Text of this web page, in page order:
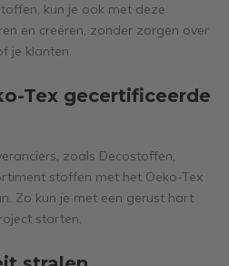
kun je ook met deze
en creëren, zonder zorgen over
je klanten.
Tex gecertificeerde
zoals Decostoffen,
stoffen met het Oeko-Tex
Zo kun je met een gerust hart
starten.